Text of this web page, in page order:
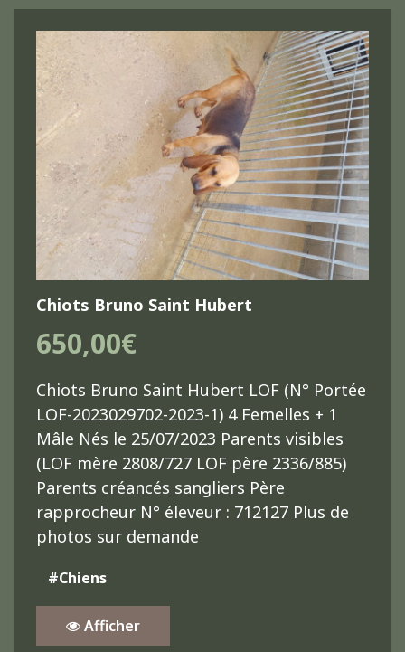
Chiots Bruno Saint Hubert
650,00€
Chiots Bruno Saint Hubert LOF (N° Portée
LOF-2023029702-2023-1) 4 Femelles + 1
Mâle Nés le 25/07/2023 Parents visibles
(LOF mère 2808/727 LOF père 2336/885)
Parents créancés sangliers Père
rapprocheur N° éleveur : 712127 Plus de
photos sur demande
#Chiens
Afficher